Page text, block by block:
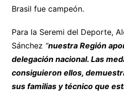
Brasil fue campeón.
Para la Seremi del Deporte,
Sánchez “nuestra Región
delegación nacional. Las
consiguieron ellos,
sus familias y técnico que